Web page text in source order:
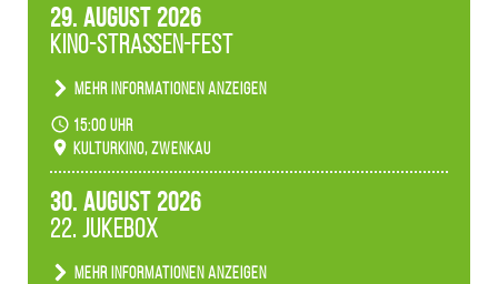
29. August 2026
Kino-Straßen-Fest
Mehr Informationen anzeigen
Konzert unserer Zwenkauer Schüler und
Schülerinnen zum Fest des Kulturkinos.
15:00 Uhr
Kulturkino, Zwenkau
30. August 2026
22. Jukebox
Mehr Informationen anzeigen